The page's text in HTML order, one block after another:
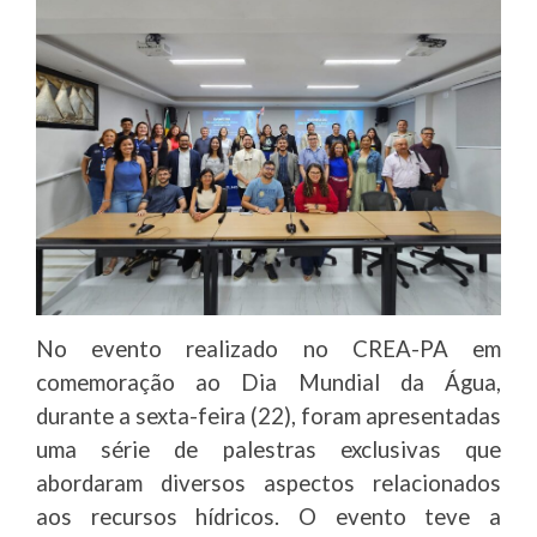
No evento realizado no CREA-PA em
comemoração ao Dia Mundial da Água,
durante a sexta-feira (22), foram apresentadas
uma série de palestras exclusivas que
abordaram diversos aspectos relacionados
aos recursos hídricos. O evento teve a